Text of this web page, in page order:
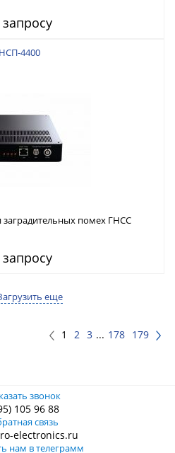
4400
помех ГНСС
еще
1 2 3 ... 178 179
звонок
105 96 88
связь
electronics.ru
нам в телеграмм